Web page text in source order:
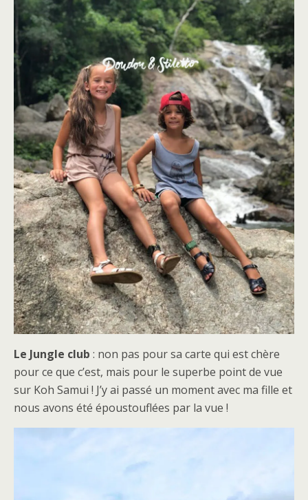
Le Jungle club : non pas pour sa carte qui est chère
pour ce que c’est, mais pour le superbe point de vue
sur Koh Samui ! J’y ai passé un moment avec ma fille et
nous avons été époustouflées par la vue !